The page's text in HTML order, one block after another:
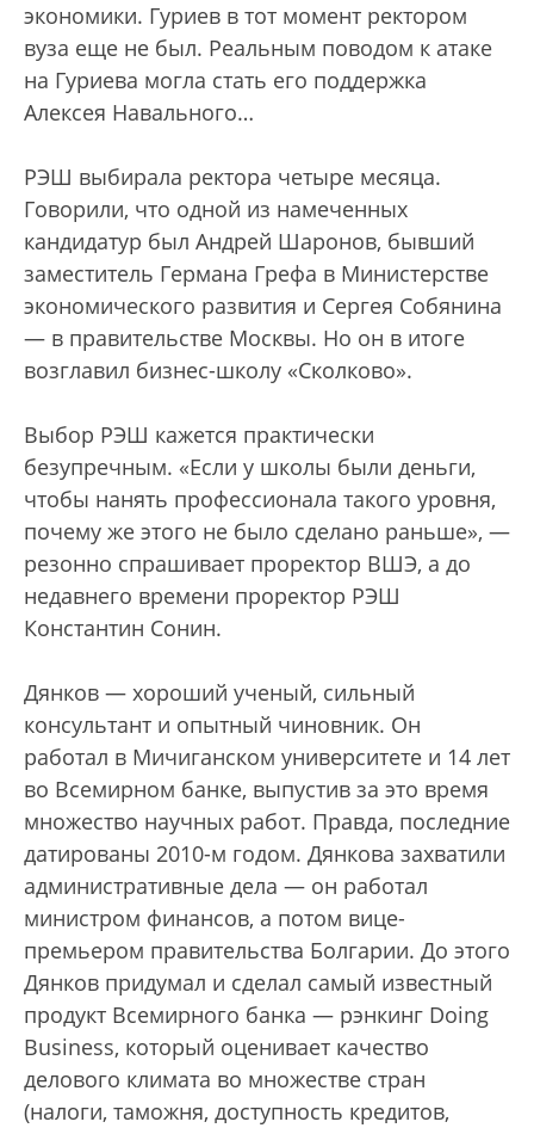
экономики. Гуриев в тот момент ректором
вуза еще не был. Реальным поводом к атаке
на Гуриева могла стать его поддержка
Алексея Навального…
РЭШ выбирала ректора четыре месяца.
Говорили, что одной из намеченных
кандидатур был Андрей Шаронов, бывший
заместитель Германа Грефа в Министерстве
экономического развития и Сергея Собянина
— в правительстве Москвы. Но он в итоге
возглавил бизнес-школу «Сколково».
Выбор РЭШ кажется практически
безупречным. «Если у школы были деньги,
чтобы нанять профессионала такого уровня,
почему же этого не было сделано раньше», —
резонно спрашивает проректор ВШЭ, а до
недавнего времени проректор РЭШ
Константин Сонин.
Дянков — хороший ученый, сильный
консультант и опытный чиновник. Он
работал в Мичиганском университете и 14 лет
во Всемирном банке, выпустив за это время
множество научных работ. Правда, последние
датированы 2010-м годом. Дянкова захватили
административные дела — он работал
министром финансов, а потом вице-
премьером правительства Болгарии. До этого
Дянков придумал и сделал самый известный
продукт Всемирного банка — рэнкинг Doing
Business, который оценивает качество
делового климата во множестве стран
(налоги, таможня, доступность кредитов,